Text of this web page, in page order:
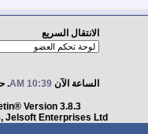
الانتقال السريع
الساعة الآن10:39 AM
.
Version 3.8.3
Jelsoft Enterprises Ltd.